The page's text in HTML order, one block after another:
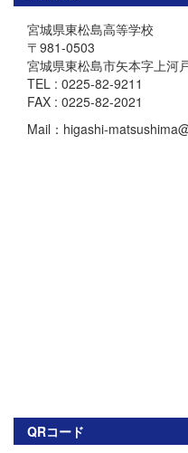
宮城県東松島高等学校
〒981-0503
宮城県東松島市矢本字上河
TEL : 0225-82-9211
FAX : 0225-82-2021
Mail：higashi-
QRコード